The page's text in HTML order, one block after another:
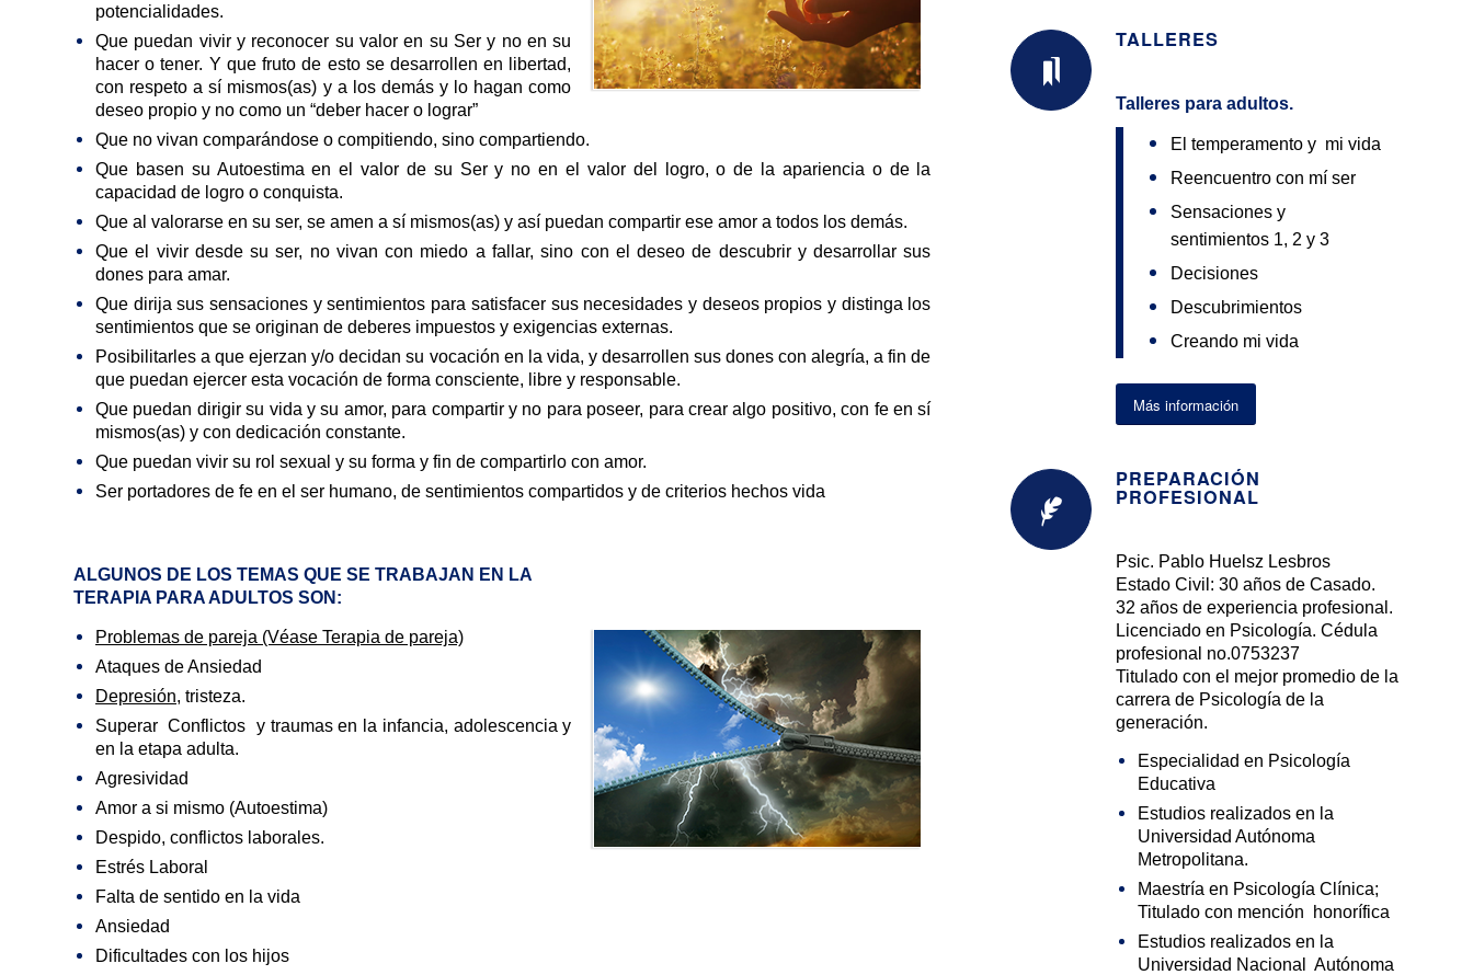
potencialidades.
Que puedan vivir y reconocer su valor en su Ser y no en su
hacer o tener. Y que fruto de esto se desarrollen en libertad,
con respeto a sí mismos(as) y a los demás y lo hagan como
deseo propio y no como un “deber hacer o lograr”
Que no vivan comparándose o compitiendo, sino compartiendo.
Que basen su Autoestima en el valor de su Ser y no en el valor del logro, o de la apariencia o de la
capacidad de logro o conquista.
Que al valorarse en su ser, se amen a sí mismos(as) y así puedan compartir ese amor a todos los demás.
Que el vivir desde su ser, no vivan con miedo a fallar, sino con el deseo de descubrir y desarrollar sus
dones para amar.
Que dirija sus sensaciones y sentimientos para satisfacer sus necesidades y deseos propios y distinga los
sentimientos que se originan de deberes impuestos y exigencias externas.
Posibilitarles a que ejerzan y/o decidan su vocación en la vida, y desarrollen sus dones con alegría, a fin de
que puedan ejercer esta vocación de forma consciente, libre y responsable.
Que puedan dirigir su vida y su amor, para compartir y no para poseer, para crear algo positivo, con fe en sí
mismos(as) y con dedicación constante.
Que puedan vivir su rol sexual y su forma y fin de compartirlo con amor.
Ser portadores de fe en el ser humano, de sentimientos compartidos y de criterios hechos vida
ALGUNOS DE LOS TEMAS QUE SE TRABAJAN EN LA
TERAPIA PARA ADULTOS SON:
Problemas de pareja (Véase Terapia de pareja)
Ataques de Ansiedad
Depresión, tristeza.
Superar Conflictos y traumas en la infancia, adolescencia y
en la etapa adulta.
Agresividad
Amor a si mismo (Autoestima)
Despido, conflictos laborales.
Estrés Laboral
Falta de sentido en la vida
Ansiedad
Dificultades con los hijos
TALLERES
Talleres para adultos.
El temperamento y mi vida
Reencuentro con mí ser
Sensaciones y
sentimientos 1, 2 y 3
Decisiones
Descubrimientos
Creando mi vida
Más información
PREPARACIÓN
PROFESIONAL
Psic. Pablo Huelsz Lesbros
Estado Civil: 30 años de Casado.
32 años de experiencia profesional.
Licenciado en Psicología. Cédula
profesional no.0753237
Titulado con el mejor promedio de la
carrera de Psicología de la
generación.
Especialidad en Psicología
Educativa
Estudios realizados en la
Universidad Autónoma
Metropolitana.
Maestría en Psicología Clínica;
Titulado con mención honorífica
Estudios realizados en la
Universidad Nacional Autónoma